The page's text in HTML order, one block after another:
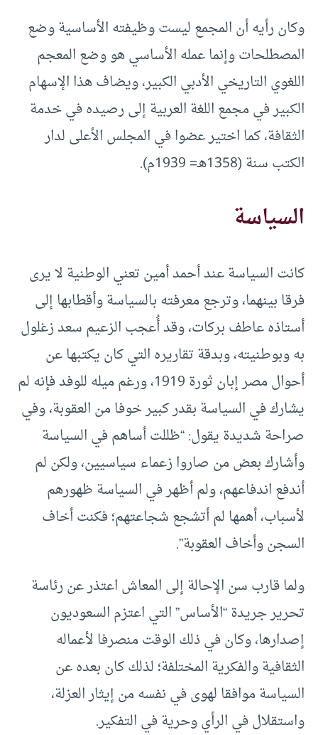
وكان رأيه أن المجمع ليست وظيفته الأساسية وضع
المصطلحات وإنما عمله الأساسي هو وضع المعجم
اللغوي التاريخي الأدبي الكبير، ويضاف هذا الإسهام
الكبير في مجمع اللغة العربية إلى رصيده في خدمة
الثقافة، كما اختير عضوا في المجلس الأعلى لدار
الكتب سنة (1358هـ= 1939م).
السياسة
كانت السياسة عند أحمد أمين تعني الوطنية لا يرى
فرقا بينهما، وترجع معرفته بالسياسة وأقطابها إلى
أستاذه عاطف بركات، وقد أُعجب الزعيم سعد زغلول
به وبوطنيته، وبدقة تقاريره التي كان يكتبها عن
أحوال مصر إبان ثورة 1919، ورغم ميله للوفد فإنه لم
يشارك في السياسة بقدر كبير خوفا من العقوبة، وفي
صراحة شديدة يقول: “ظللت أساهم في السياسة
وأشارك بعض من صاروا زعماء سياسيين، ولكن لم
أندفع اندفاعهم، ولم أظهر في السياسة ظهورهم
لأسباب، أهمها لم أتشجع شجاعتهم؛ فكنت أخاف
السجن وأخاف العقوبة”.
ولما قارب سن الإحالة إلى المعاش اعتذر عن رئاسة
تحرير جريدة “الأساس” التي اعتزم السعوديون
إصدارها، وكان في ذلك الوقت منصرفا لأعماله
الثقافية والفكرية المختلفة؛ لذلك كان بعده عن
السياسة موافقا لهوى في نفسه من إيثار العزلة،
واستقلال في الرأي وحرية في التفكير.